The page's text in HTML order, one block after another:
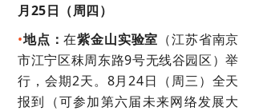
月25日（周四）
•地点：在紫金山实验室 （江苏省南京
市江宁区秣周东路9号无线谷园区）举
行，会期2天。8月24日（周三）全天
报到（可参加第六届未来网络发展大